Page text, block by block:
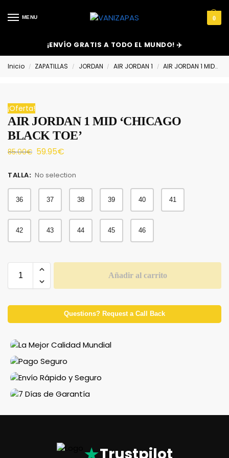
MENU 0
¡ENVÍO GRATIS A TODO EL MUNDO! ✈️
Inicio / ZAPATILLAS / JORDAN / AIR JORDAN 1 / AIR JORDAN 1 MID
¡Oferta!
AIR JORDAN 1 MID ‘CHICAGO
BLACK TOE’
85.00€ 59.95€
TALLA: No selection
36 37 38 39 40 41
42 43 44 45 46
Añadir al carrito
Questions? Request a Call Back
Trustpilot